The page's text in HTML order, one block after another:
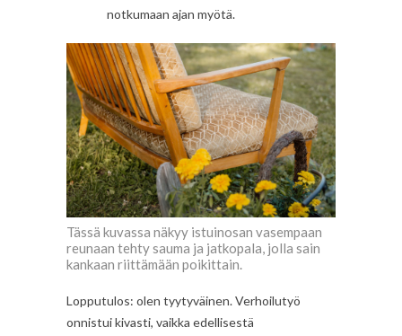
notkumaan ajan myötä.
Tässä kuvassa näkyy istuinosan vasempaan
reunaan tehty sauma ja jatkopala, jolla sain
kankaan riittämään poikittain.
Lopputulos: olen tyytyväinen. Verhoilutyö
onnistui kivasti, vaikka edellisestä